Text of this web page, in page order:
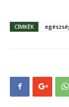
CÍMKÉK